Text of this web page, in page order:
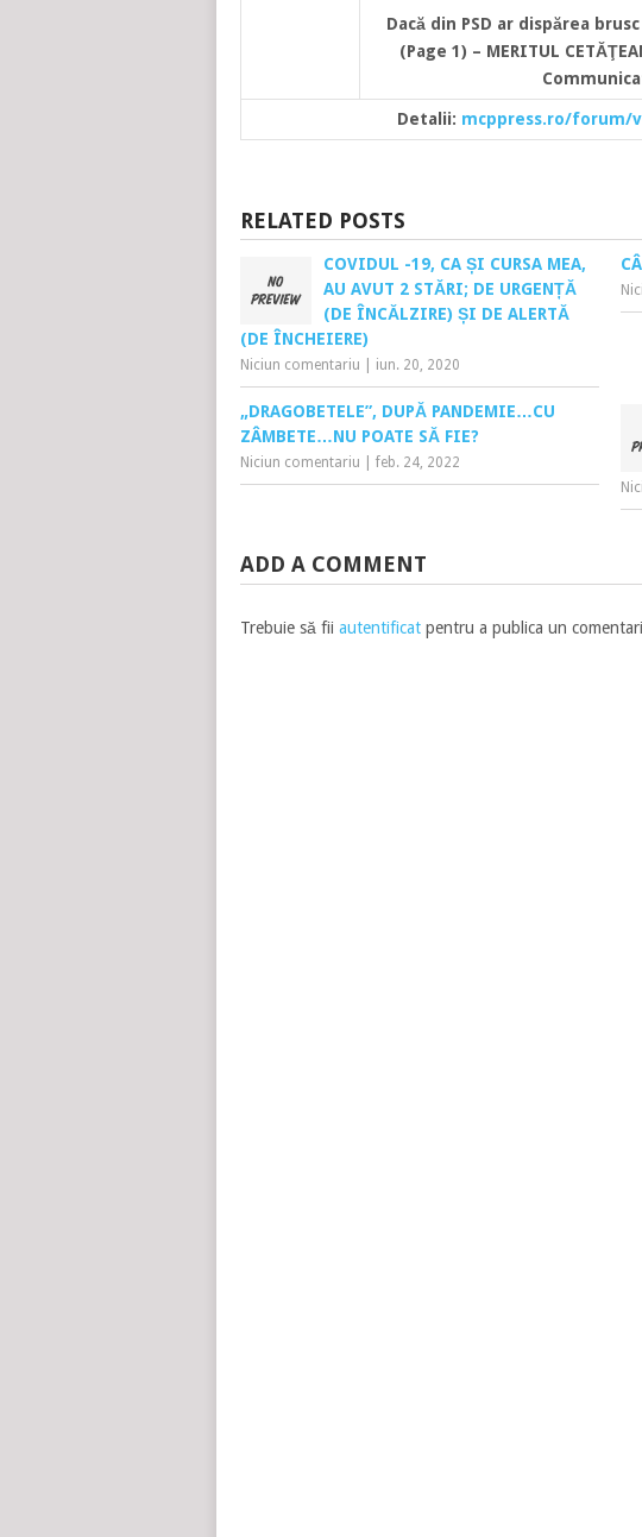
Dacă din PSD ar dispărea
(Page 1) – MERITUL
Detalii: mcppress.ro/forum/
RELATED POSTS
COVIDUL -19, CA ȘI CURSA MEA,
AU AVUT 2 STĂRI; DE URGENȚĂ
(DE ÎNCĂLZIRE) ȘI DE ALERTĂ
(DE ÎNCHEIERE)
Niciun comentariu iun. 20, 2020
„DRAGOBETELE”, DUPĂ PANDEMIE…CU
ZÂMBETE…NU POATE SĂ FIE?
Niciun comentariu feb. 24, 2022
ADD A COMMENT
Trebuie să fii autentificat pentru a publica un